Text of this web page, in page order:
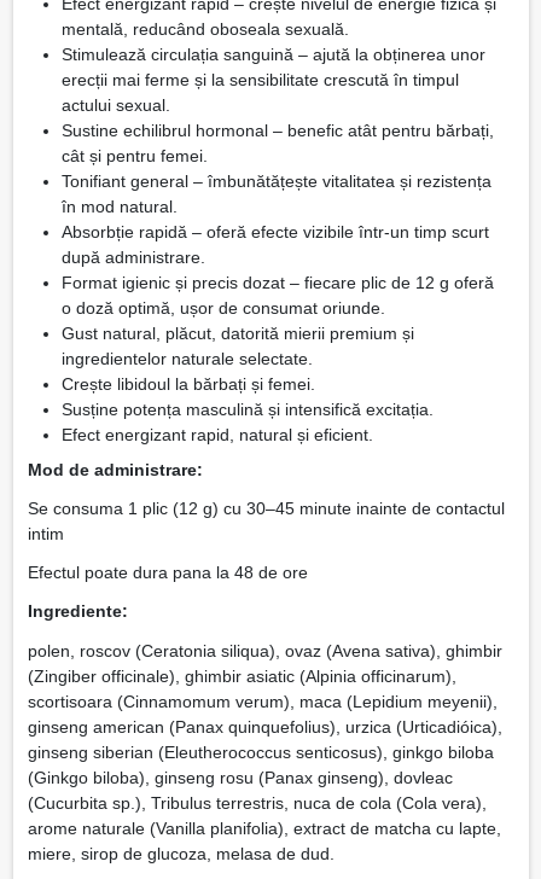
mentală, reducând oboseala sexuală.
Stimulează circulația sanguină – ajută la obținerea unor
erecții mai ferme și la sensibilitate crescută în timpul
actului sexual.
Sustine echilibrul hormonal – benefic atât pentru bărbați,
cât și pentru femei.
Tonifiant general – îmbunătățește vitalitatea și rezistența
în mod natural.
Absorbție rapidă – oferă efecte vizibile într-un timp scurt
după administrare.
Format igienic și precis dozat – fiecare plic de 12 g oferă
o doză optimă, ușor de consumat oriunde.
Gust natural, plăcut, datorită mierii premium și
ingredientelor naturale selectate.
Crește libidoul la bărbați și femei.
Susține potența masculină și intensifică excitația.
Efect energizant rapid, natural și eficient.
Mod de administrare:
Se consuma 1 plic (12 g) cu 30–45 minute inainte de contactul
intim
Efectul poate dura pana la 48 de ore
Ingrediente:
polen, roscov (Ceratonia siliqua), ovaz (Avena sativa), ghimbir
(Zingiber officinale), ghimbir asiatic (Alpinia officinarum),
scortisoara (Cinnamomum verum), maca (Lepidium meyenii),
ginseng american (Panax quinquefolius), urzica (Urticadióica),
ginseng siberian (Eleutherococcus senticosus), ginkgo biloba
(Ginkgo biloba), ginseng rosu (Panax ginseng), dovleac
(Cucurbita sp.), Tribulus terrestris, nuca de cola (Cola vera),
arome naturale (Vanilla planifolia), extract de matcha cu lapte,
miere, sirop de glucoza, melasa de dud.